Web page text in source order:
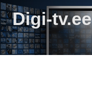
Digi-tv.ee